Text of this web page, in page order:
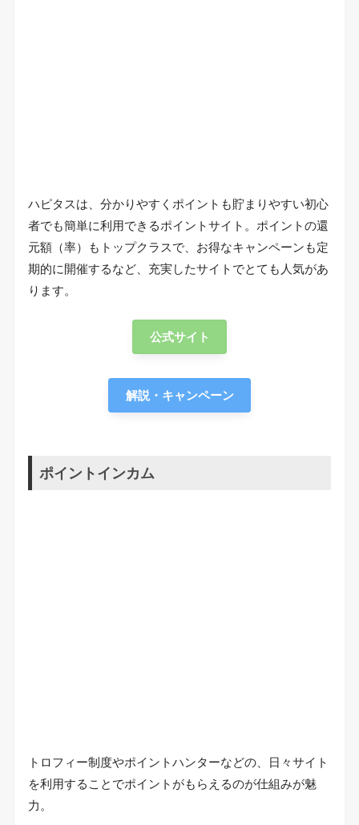
ハピタスは、分かりやすくポイントも貯まりやすい初心
者でも簡単に利用できるポイントサイト。ポイントの還
元額（率）もトップクラスで、お得なキャンペーンも定
期的に開催するなど、充実したサイトでとても人気があ
ります。
公式サイト
解説・キャンペーン
ポイントインカム
トロフィー制度やポイントハンターなどの、日々サイト
を利用することでポイントがもらえるのが仕組みが魅
力。